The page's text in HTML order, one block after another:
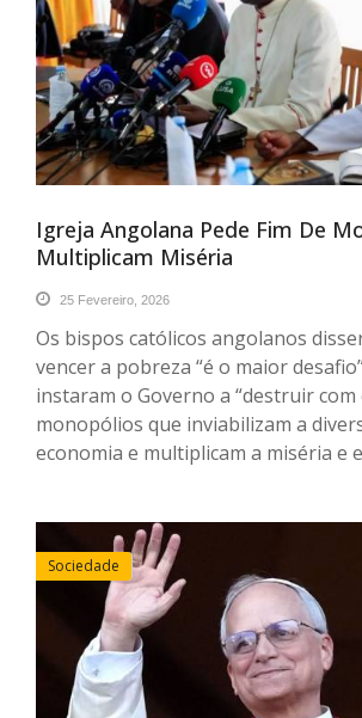
Igreja Angolana Pede Fim De
Multiplicam Miséria
25 Fevereiro, 2026
Os bispos católicos angolanos
vencer a pobreza “é o maior
instaram o Governo a “destruir com
monopólios que inviabilizam a
economia e multiplicam a miséria e
Sociedade